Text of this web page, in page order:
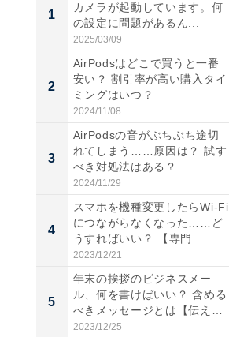
1
カメラが起動しています。何
の設定に問題があるん...
2025/03/09
2
AirPodsはどこで買うと一番
安い？ 割引率が高い購入タイ
ミングはいつ？
2024/11/08
3
AirPodsの音がぶちぶち途切
れてしまう……原因は？ 試す
べき対処法はある？
2024/11/29
4
スマホを機種変更したらWi-Fi
につながらなくなった……ど
うすればいい？ 【専門...
2023/12/21
5
年末の挨拶のビジネスメー
ル、何を書けばいい？ 含める
べきメッセージとは【伝え方
の...
2023/12/25